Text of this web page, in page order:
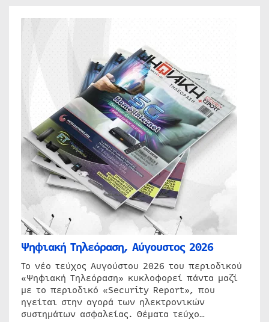
Ψηφιακή Τηλεόραση, Αύγουστος 2026
Το νέο τεύχος Αυγούστου 2026 του περιοδικού
«Ψηφιακή Τηλεόραση» κυκλοφορεί πάντα μαζί
με το περιοδικό «Security Report», που
ηγείται στην αγορά των ηλεκτρονικών
συστημάτων ασφαλείας. Θέματα τεύχο…